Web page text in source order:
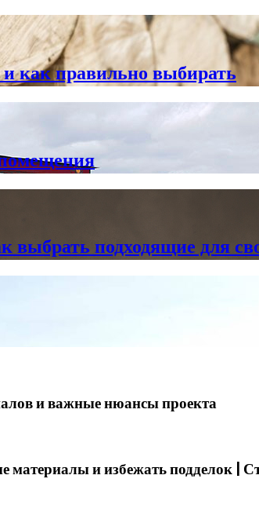
как правильно выбирать
подходящие для
и важные нюансы проекта
и избежать подделок |